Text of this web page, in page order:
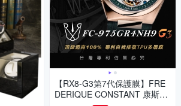
【RX8-G3第7代保護膜】FRE
DERIQUE CONSTANT 康斯登